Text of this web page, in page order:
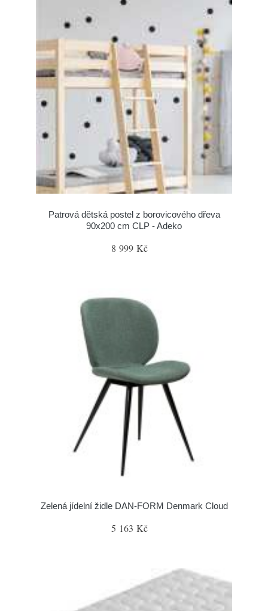
Patrová dětská postel z borovicového dřeva
90x200 cm CLP - Adeko
8 999 Kč
Zelená jídelní židle DAN-FORM Denmark Cloud
5 163 Kč